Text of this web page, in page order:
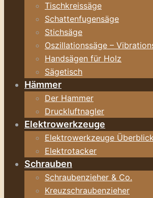
Tischkreissäge
Schattenfugensäge
Stichsäge
Oszillationssäge –
Handsägen für Holz
Sägetisch
Hämmer
Der Hammer
Druckluftnagler
Elektrowerkzeuge
Elektrowerkzeuge
Elektrotacker
Schrauben
Schraubenzieher & Co.
Kreuzschraubenzieher